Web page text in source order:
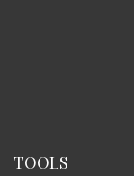
TOOLS